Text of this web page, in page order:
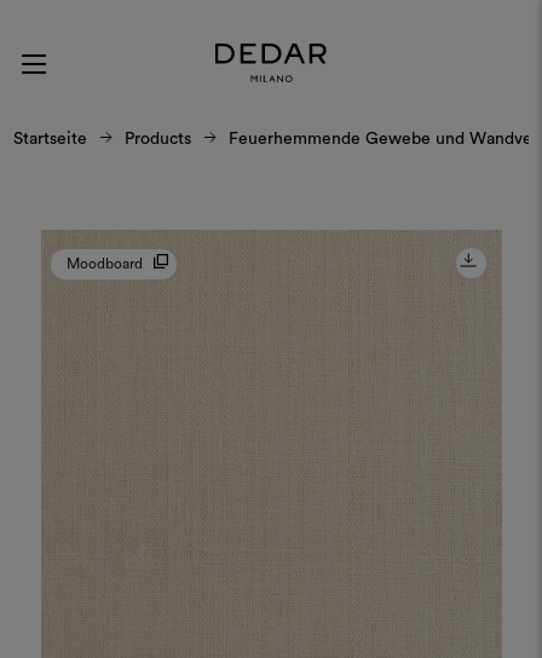
Startseite Products Feuerhemmende Gewebe und
Moodboard